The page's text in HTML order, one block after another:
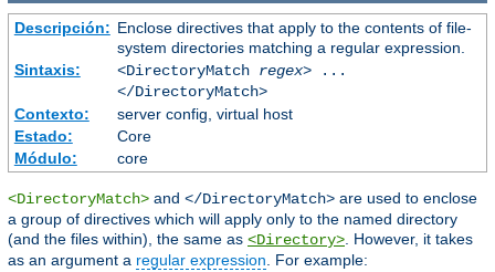
Descripción: Enclose directives that apply to the contents of file-
system directories matching a regular expression.
Sintaxis:
<DirectoryMatch regex> ...
</DirectoryMatch>
Contexto:
server config, virtual host
Estado:
Core
Módulo:
core
<DirectoryMatch> and </DirectoryMatch> are used to enclose
a group of directives which will apply only to the named directory
(and the files within), the same as <Directory>. However, it takes
as an argument a regular expression. For example: